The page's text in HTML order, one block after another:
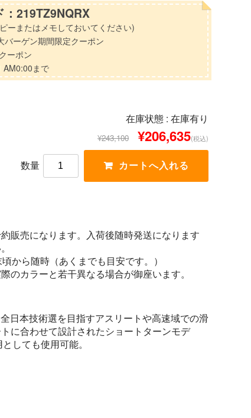
219TZ9NQRX
ーまたはメモしておいてください)
バーゲン期間限定クーポン
ーポン
AM0:00まで
在庫状態 : 在庫有り
¥243,100 ¥206,635(税込)
数量
販売になります。入荷後随時発送になります
から随時（あくまでも目安です。）
のカラーと若干異なる場合が御座います。
日本技術選を目指すアスリートや高速域での滑
に合わせて設計されたショートターンモデ
しても使用可能。